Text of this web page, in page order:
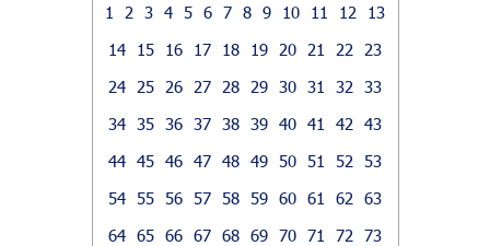
1 2 3 4 5 6 7 8 9 10 11 12
13
14
15 16 17 18 19 20 21 22
23
24
25 26 27 28 29 30 31 32
33
34 35 36 37 38 39 40 41 42
43
44 45 46 47 48 49 50 51 52
53
54 55 56 57 58 59 60 61 62
63
64 65 66 67 68 69 70 71 72
73